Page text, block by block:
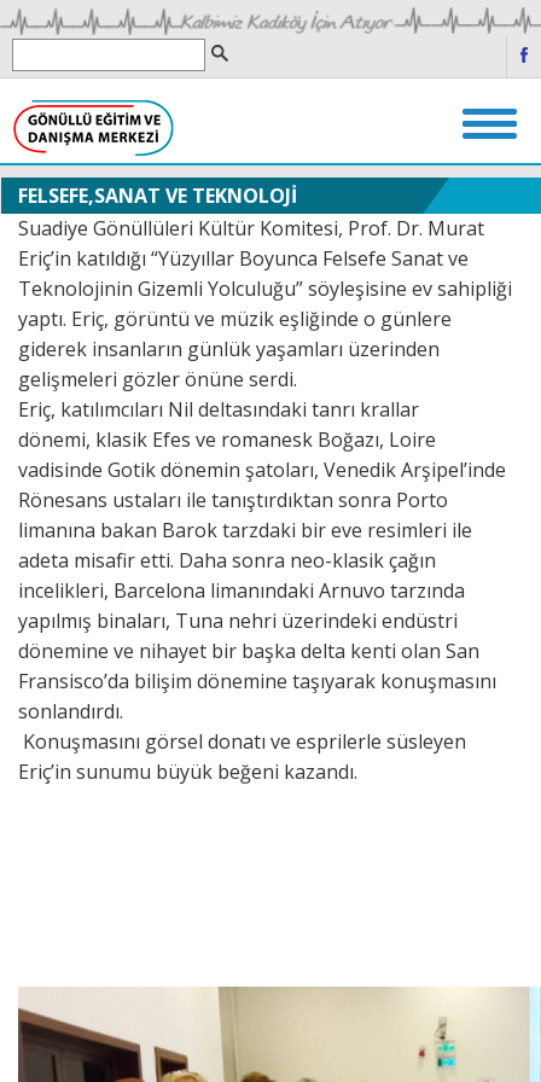
FELSEFE,SANAT VE TEKNOLOJİ
Suadiye Gönüllüleri Kültür Komitesi, Prof. Dr. Murat
Eriç’in katıldığı “Yüzyıllar Boyunca Felsefe Sanat ve
Teknolojinin Gizemli Yolculuğu” söyleşisine ev sahipliği
yaptı. Eriç, görüntü ve müzik eşliğinde o günlere
giderek insanların günlük yaşamları üzerinden
gelişmeleri gözler önüne serdi.
Eriç, katılımcıları Nil deltasındaki tanrı krallar
dönemi, klasik Efes ve romanesk Boğazı, Loire
vadisinde Gotik dönemin şatoları, Venedik Arşipel’inde
Rönesans ustaları ile tanıştırdıktan sonra Porto
limanına bakan Barok tarzdaki bir eve resimleri ile
adeta misafir etti. Daha sonra neo-klasik çağın
incelikleri, Barcelona limanındaki Arnuvo tarzında
yapılmış binaları, Tuna nehri üzerindeki endüstri
dönemine ve nihayet bir başka delta kenti olan San
Fransisco’da bilişim dönemine taşıyarak konuşmasını
sonlandırdı.
Konuşmasını görsel donatı ve esprilerle süsleyen
Eriç’in sunumu büyük beğeni kazandı.